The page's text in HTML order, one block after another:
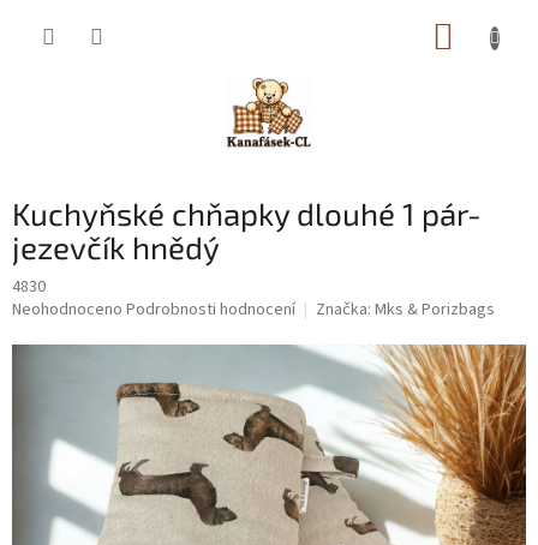
Kuchyňské chňapky dlouhé 1 pár-
jezevčík hnědý
4830
Průměrné
hvězdiček.
Neohodnoceno Podrobnosti hodnocení Značka: Mks & Porizbags